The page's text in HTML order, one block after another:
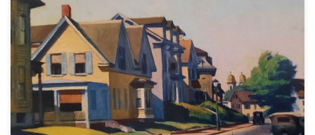
Periferie e progettazione del territorio: dall’omogeneità socio-spaziale alla
condizione di perifericità di Carlo Colloca L’origine delle periferie
coincide con la diffusione della modernità urbanistica e architettonica
che deve rispondere, innanzitutto, all’esigenza di fornire alloggi a basso
costo alle masse crescenti di operai che si insediano in città, soprattutto in
prossimità […]